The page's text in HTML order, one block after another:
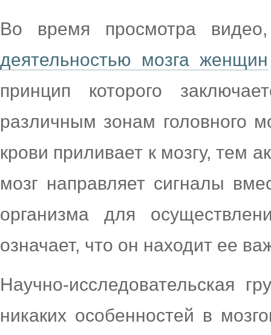
Во время просмотра
деятельностью мозга женщин
принцип которого
различным зонам головного
крови приливает к мозгу, тем
мозг направляет сигналы
организма для
означает, что он находит ее
Научно-исследовательская
никаких особенностей в